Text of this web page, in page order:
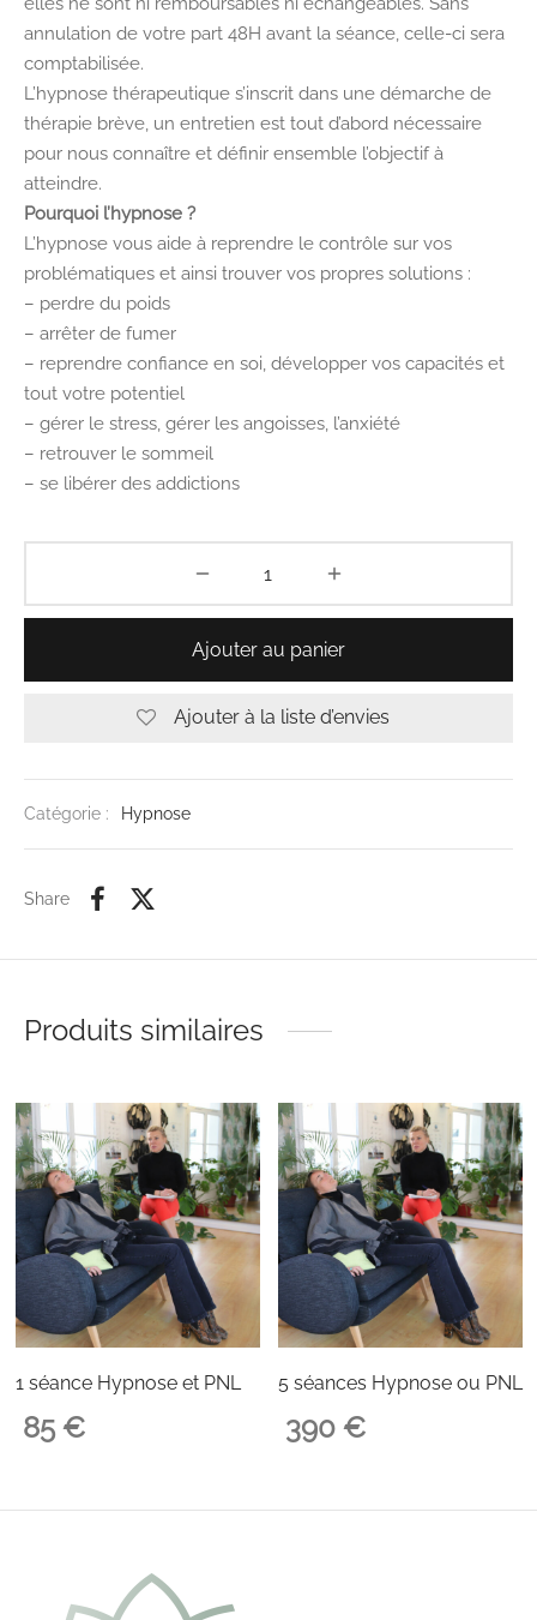
annulation de votre part 48H avant la séance, celle-ci sera
comptabilisée.
L’hypnose thérapeutique s’inscrit dans une démarche de
thérapie brève, un entretien est tout d’abord nécessaire
pour nous connaître et définir ensemble l’objectif à
atteindre.
Pourquoi l’hypnose ?
L’hypnose vous aide à reprendre le contrôle sur vos
problématiques et ainsi trouver vos propres solutions :
– perdre du poids
– arrêter de fumer
– reprendre confiance en soi, développer vos capacités et
tout votre potentiel
– gérer le stress, gérer les angoisses, l’anxiété
– retrouver le sommeil
– se libérer des addictions
Ajouter au panier
Ajouter à la liste d’envies
Catégorie : Hypnose
Share
Produits similaires
1 séance Hypnose et PNL
85€
5 séances Hypnose ou PNL
390 €